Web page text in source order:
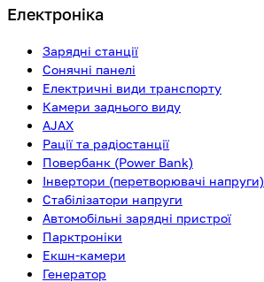
Електроніка
Зарядні станції
Сонячні панелі
Електричні види транспорту
Камери заднього виду
AJAX
Рації та радіостанції
Повербанк (Power Bank)
Інвертори (перетворювачі напруги)
Стабілізатори напруги
Автомобільні зарядні пристрої
Парктроніки
Екшн-камери
Генератор